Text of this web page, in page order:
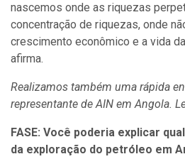
nascemos onde as riquezas
concentração de riquezas, onde
crescimento econômico e a vida
afirma.
Realizamos também uma rápida
representante de AIN em Angola.
FASE: Você poderia explicar
da exploração do petróleo em